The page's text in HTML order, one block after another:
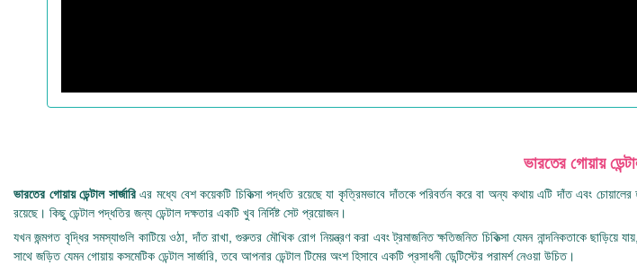
ভারতের গোয়ায়
ভারতের গোয়ায় ডেন্টাল সার্জারিএর মধ্যে বেশ কয়েকটি চিকিত্সা পদ্ধতি রয়েছে যা কৃত্রিমভাবে দাঁতকে পরিবর্তন করে বা অন্য কথায় এটি দাঁত এবং চোয়ালের
রয়েছে। কিছু ডেন্টাল পদ্ধতির জন্য ডেন্টাল দক্ষতার একটি খুব নির্দিষ্ট সেট প্রয়োজন।
যখন জন্মগত বৃদ্ধির সমস্যাগুলি কাটিয়ে ওঠা, দাঁত রাখা, গুরুতর মৌখিক রোগ নিয়ন্ত্রণ করা এবং ট্রমাজনিত ক্ষতিজনিত চিকিত্সা যেমন নান্দনিকতাকে ছাড়িয়ে
সাথে জড়িত যেমন গোয়ায় কসমেটিক ডেন্টাল সার্জারি, তবে আপনার ডেন্টাল টিমের অংশ হিসাবে একটি প্রসাধনী ডেন্টিস্টের পরামর্শ নেওয়া উচিত।